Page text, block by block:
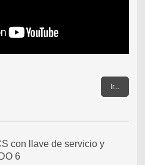
Ir...
con llave de servicio y
6